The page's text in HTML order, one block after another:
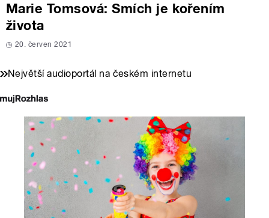
Marie Tomsová: Smích je kořením
života
20. červen 2021
Největší audioportál na českém internetu